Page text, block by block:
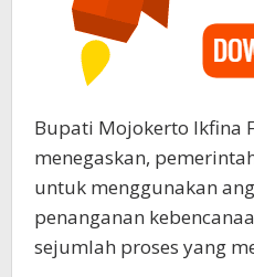
Bupati Mojokerto Ikfina
menegaskan,
untuk menggunakan
penanganan
sejumlah proses yang